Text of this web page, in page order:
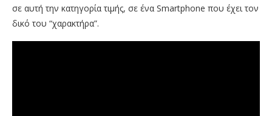
σε αυτή την κατηγορία τιμής, σε ένα Smartphone που έχει τον
δικό του “χαρακτήρα”.